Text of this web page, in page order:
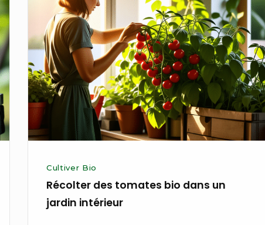
tomates
bio
dans
un
jardin
intérieur
Cultiver Bio
Récolter des tomates bio dans un
jardin intérieur